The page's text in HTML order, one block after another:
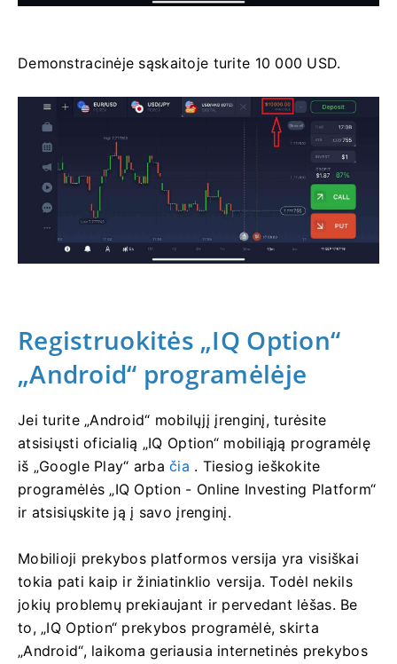
Demonstracinėje sąskaitoje turite 10 000 USD.
Registruokitės „IQ Option“
„Android“ programėlėje
Jei turite „Android“ mobilųjį įrenginį, turėsite
atsisiųsti oficialią „IQ Option“ mobiliąją programėlę
iš „Google Play“ arbačia . Tiesiog ieškokite
programėlės „IQ Option - Online Investing Platform“
ir atsisiųskite ją į savo įrenginį.
Mobilioji prekybos platformos versija yra visiškai
tokia pati kaip ir žiniatinklio versija. Todėl nekils
jokių problemų prekiaujant ir pervedant lėšas. Be
to, „IQ Option“ prekybos programėlė, skirta
„Android“, laikoma geriausia internetinės prekybos